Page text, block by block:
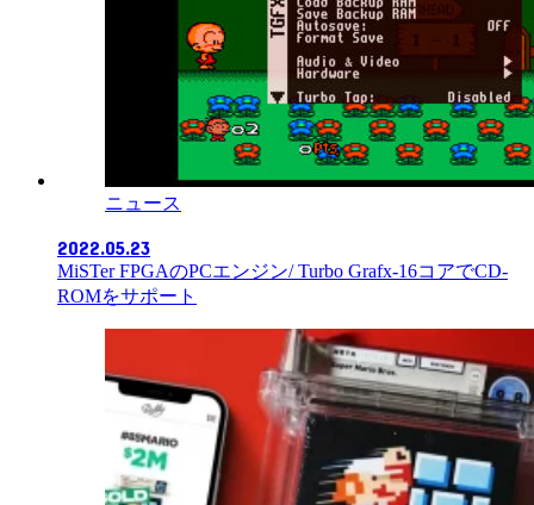
ニュース
2022.05.23
MiSTer FPGAのPCエンジン/ Turbo Grafx-16コアでCD-
ROMをサポート